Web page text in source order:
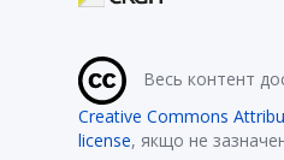
Весь контент
Creative Commons
license, якщо не